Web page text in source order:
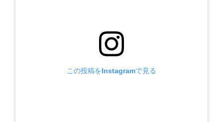
この投稿をInstagramで見る